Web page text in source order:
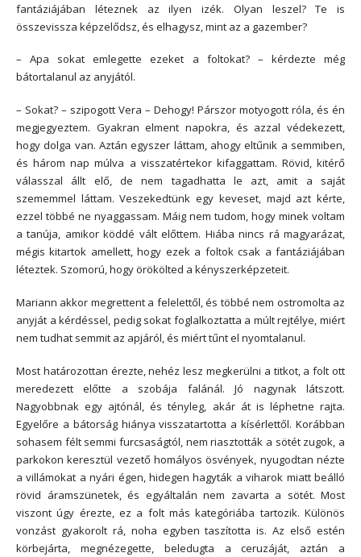
fantáziájában léteznek az ilyen izék. Olyan leszel? Te is
összevissza képzelődsz, és elhagysz, mint az a gazember?
– Apa sokat emlegette ezeket a foltokat? – kérdezte még
bátortalanul az anyjától.
– Sokat? – szipogott Vera – Dehogy! Párszor motyogott róla, és én
megjegyeztem. Gyakran elment napokra, és azzal védekezett,
hogy dolga van. Aztán egyszer láttam, ahogy eltűnik a semmiben,
és három nap múlva a visszatértekor kifaggattam. Rövid, kitérő
válasszal állt elő, de nem tagadhatta le azt, amit a saját
szememmel láttam. Veszekedtünk egy keveset, majd azt kérte,
ezzel többé ne nyaggassam. Máig nem tudom, hogy minek voltam
a tanúja, amikor köddé vált előttem. Hiába nincs rá magyarázat,
mégis kitartok amellett, hogy ezek a foltok csak a fantáziájában
léteztek. Szomorú, hogy örökölted a kényszerképzeteit.
Mariann akkor megrettent a felelettől, és többé nem ostromolta az
anyját a kérdéssel, pedig sokat foglalkoztatta a múlt rejtélye, miért
nem tudhat semmit az apjáról, és miért tűnt el nyomtalanul.
Most határozottan érezte, nehéz lesz megkerülni a titkot, a folt ott
meredezett előtte a szobája falánál. Jó nagynak látszott.
Nagyobbnak egy ajtónál, és tényleg, akár át is léphetne rajta.
Egyelőre a bátorság hiánya visszatartotta a kísérlettől. Korábban
sohasem félt semmi furcsaságtól, nem riasztották a sötét zugok, a
parkokon keresztül vezető homályos ösvények, nyugodtan nézte
a villámokat a nyári égen, hidegen hagyták a viharok miatt beálló
rövid áramszünetek, és egyáltalán nem zavarta a sötét. Most
viszont úgy érezte, ez a folt más kategóriába tartozik. Különös
vonzást gyakorolt rá, noha egyben taszította is. Az első estén
körbejárta, megnézegette, beledugta a ceruzáját, aztán a